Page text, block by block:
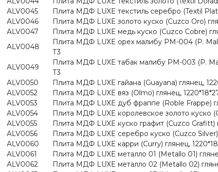
ALV0045
Плита МДФ LUXE текстиль серебро (Textil
ALV0046
Плита МДФ LUXE золото куско (Cuzco Oro)
ALV0047
Плита МДФ LUXE медь куско (Cuzco Cobre)
ALV0048
Плита МДФ LUXE орех малибу PM-004 (P.
Т3
ALV0049
Плита МДФ LUXE табак малибу PM-003 (P.
Т3
ALV0050
Плита МДФ LUXE гайана (Guayana) глянец,
ALV0052
Плита МДФ LUXE вяз (Olmo) глянец,
ALV0053
Плита МДФ LUXE дуб фраппе (Roble Frappe)
ALV0054
Плита МДФ LUXE королевское золото куско
ALV0055
Плита МДФ LUXE куско графит (Cuzco Grafitt)
ALV0056
Плита МДФ LUXE серебро куско (Cuzco Silver)
ALV0060
Плита МДФ LUXE карри (Curry) глянец,
ALV0061
Плита МДФ LUXE металло 01 (Metallo 01)
ALV0062
Плита МДФ LUXE металло 02 (Metallo 02)